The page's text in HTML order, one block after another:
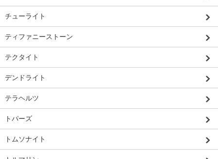
チューライト
ティファニーストーン
テクタイト
デンドライト
テラヘルツ
トパーズ
トムソナイト